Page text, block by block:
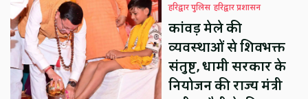
हरिद्वार पुलिस हरिद्वार प्रशासन
कांवड़ मेले की
व्यवस्थाओं से शिवभक्त
संतुष्ट, धामी सरकार के
नियोजन की राज्य मंत्री